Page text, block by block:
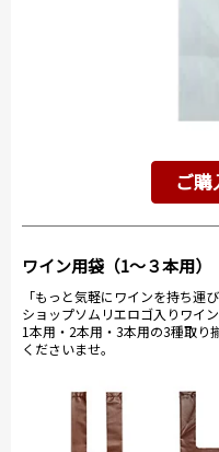
ご購
ワイン用袋（1～３本用）
「もっと気軽にワインを持ち運
ショップソムリエロゴ入りワイ
1本用・2本用・3本用の3種取り
くださいませ。